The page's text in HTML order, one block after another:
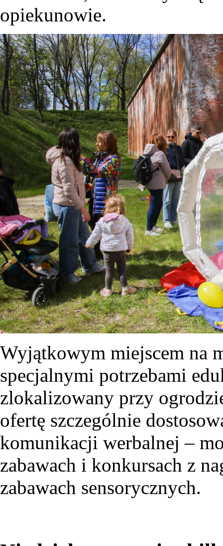
opiekunowie.
Wyjątkowym miejscem na
specjalnymi potrzebami
zlokalizowany przy
ofertę szczególnie
komunikacji werbalnej –
zabawach i konkursach z
zabawach sensorycznych.